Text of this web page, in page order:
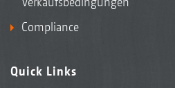
Compliance
Quick Links